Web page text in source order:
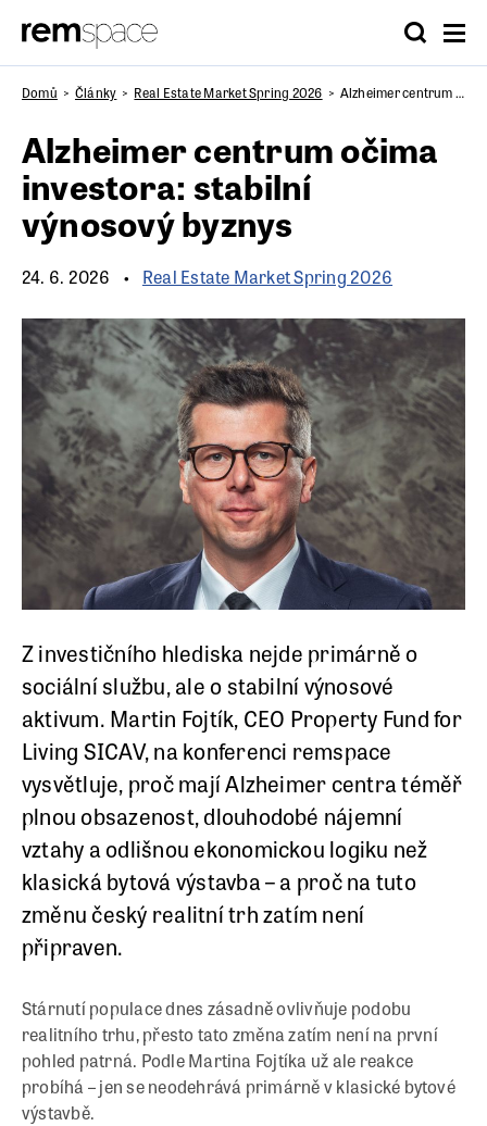
Domů Články Real Estate Market Spring 2026 Alzheimer centrum očima investora: stabilní výnosový byznys
Alzheimer centrum očima
investora: stabilní
výnosový byznys
24. 6. 2026 Real Estate Market Spring 2026
Z investičního hlediska nejde primárně o
sociální službu, ale o stabilní výnosové
aktivum. Martin Fojtík, CEO Property Fund for
Living SICAV, na konferenci remspace
vysvětluje, proč mají Alzheimer centra téměř
plnou obsazenost, dlouhodobé nájemní
vztahy a odlišnou ekonomickou logiku než
klasická bytová výstavba – a proč na tuto
změnu český realitní trh zatím není
připraven.
Stárnutí populace dnes zásadně ovlivňuje podobu
realitního trhu, přesto tato změna zatím není na první
pohled patrná. Podle Martina Fojtíka už ale reakce
probíhá – jen se neodehrává primárně v klasické bytové
výstavbě.